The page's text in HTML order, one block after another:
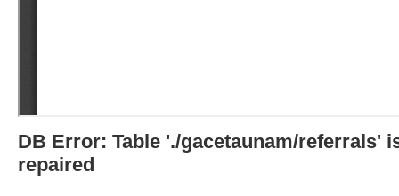
DB Error: Table './gacetaunam/referrals'
repaired